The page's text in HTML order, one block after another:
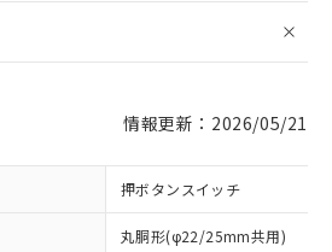
情報更新：2026/05/21
押ボタンスイッチ
丸胴形(φ22/25mm共用)